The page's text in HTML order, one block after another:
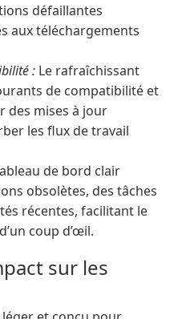
défaillantes
aux téléchargements
: Le rafraîchissant
de compatibilité et
des mises à jour
les flux de travail
de bord clair
obsolètes, des tâches
récentes, facilitant le
coup d’œil.
sur les